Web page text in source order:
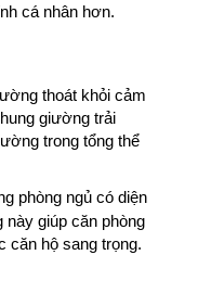
cá nhân hơn.
thoát khỏi cảm
giường trải
trong tổng thể
phòng ngủ có diện
giúp căn phòng
căn hộ sang trọng.